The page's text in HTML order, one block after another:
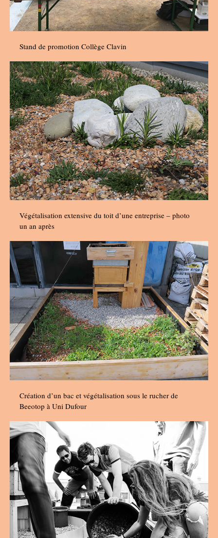
Stand de promotion Collège Clavin
Végétalisation extensive du toit d’une entreprise – photo
un an après
Création d’un bac et végétalisation sous le rucher de
Beeotop à Uni Dufour